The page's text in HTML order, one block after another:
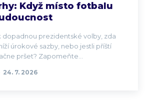
Když místo fotbalu
dopadnou prezidentské volby, zda
úrokové sazby, nebo jestli příští
pršet? Zapomeňte...
24. 7. 2026